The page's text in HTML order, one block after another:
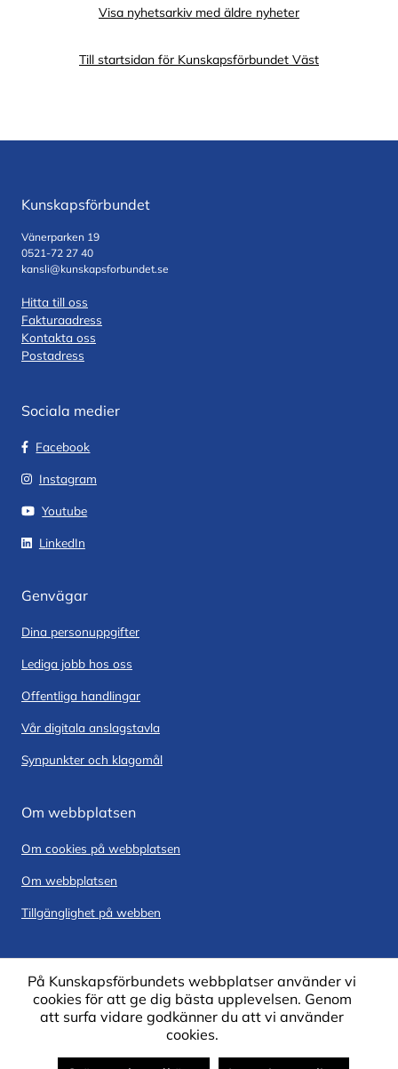
Visa nyhetsarkiv med äldre nyheter
Till startsidan för Kunskapsförbundet Väst
Kunskapsförbundet
Vänerparken 19
0521-72 27 40
kansli@kunskapsforbundet.se
Hitta till oss
Fakturaadress
Kontakta oss
Postadress
Sociala medier
Facebook
Instagram
Youtube
LinkedIn
Genvägar
Dina personuppgifter
Lediga jobb hos oss
Offentliga handlingar
Vår digitala anslagstavla
Synpunkter och klagomål
Om webbplatsen
Om cookies på webbplatsen
Om webbplatsen
Tillgänglighet på webben
På Kunskapsförbundets webbplatser använder vi
cookies för att ge dig bästa upplevelsen. Genom
att surfa vidare godkänner du att vi använder
cookies.